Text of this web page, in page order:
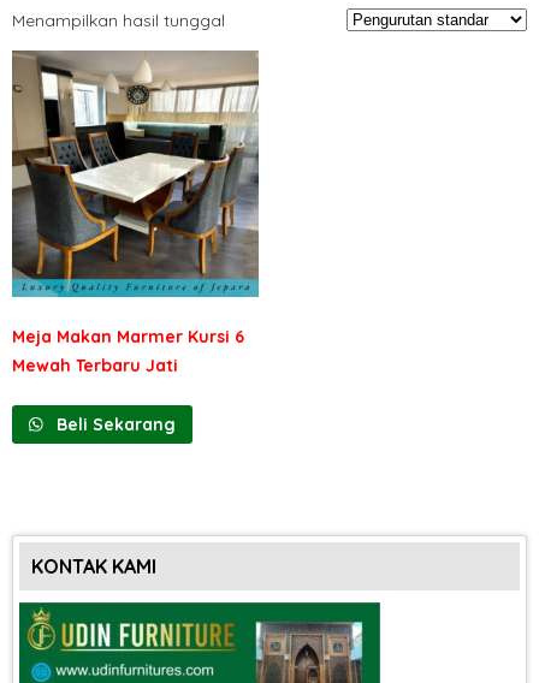
Menampilkan hasil tunggal
Meja Makan Marmer Kursi 6
Mewah Terbaru Jati
Beli Sekarang
KONTAK KAMI